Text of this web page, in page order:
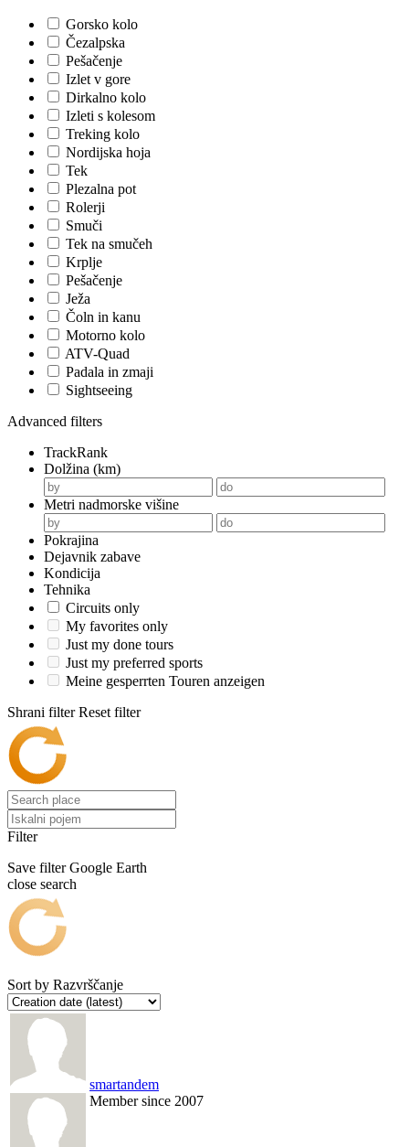
Gorsko kolo
Čezalpska
Pešačenje
Izlet v gore
Dirkalno kolo
Izleti s kolesom
Treking kolo
Nordijska hoja
Tek
Plezalna pot
Rolerji
Smuči
Tek na smučeh
Krplje
Pešačenje
Ježa
Čoln in kanu
Motorno kolo
ATV-Quad
Padala in zmaji
Sightseeing
Advanced filters
TrackRank
Dolžina (km)
Metri nadmorske višine
Pokrajina
Dejavnik zabave
Kondicija
Tehnika
Circuits only
My favorites only
Just my done tours
Just my preferred sports
Meine gesperrten Touren anzeigen
Shrani filter Reset filter
Filter
Save filter Google Earth
close search
Sort by Razvrščanje
smartandem
Member since 2007